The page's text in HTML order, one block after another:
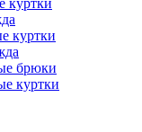
куртки
куртки
брюки
куртки